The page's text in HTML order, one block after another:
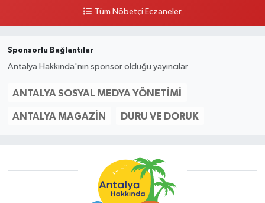
Tüm Nöbetçi Eczaneler
Sponsorlu Bağlantılar
Antalya Hakkında'nın sponsor olduğu yayıncılar
ANTALYA SOSYAL MEDYA YÖNETIMI
ANTALYA MAGAZIN DURU VE DORUK